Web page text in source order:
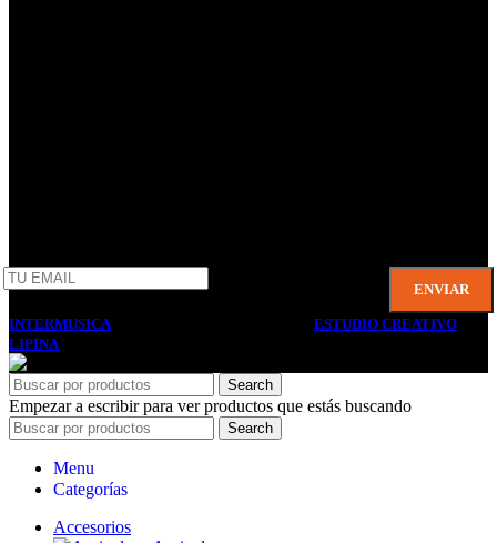
INTERMUSICA
ESTUDIO CREATIVO
LIPINA. PREMIUM E-COMMERCE SOLUTIONS.
Search
Empezar a escribir para ver productos que estás buscando
Search
Menu
Categorías
Accesorios